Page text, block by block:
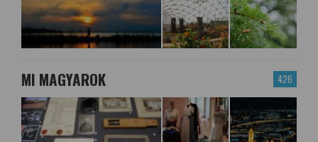
426
MI MAGYAROK